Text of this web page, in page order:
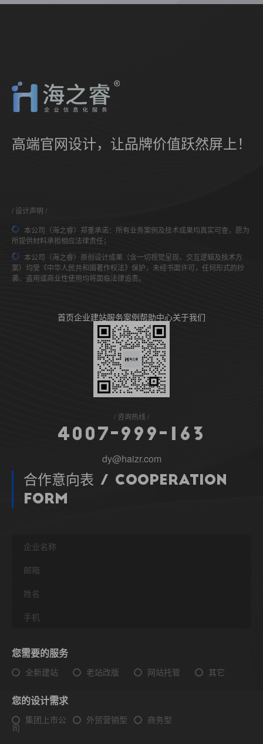
高端官网设计，让品牌价值跃然屏上！
设计声明
本公司（海之睿）郑重承诺：所有业务案例及技术成果均真实可查，愿为
所提供材料承担相应法律责任；
本公司（海之睿）原创设计成果（含一切视觉呈现、交互逻辑及技术方
案）均受《中华人民共和国著作权法》保护，未经书面许可，任何形式的抄
袭、盗用或商业性使用均将面临法律追责。
首页企业建站服务案例帮助中心关于我们
咨询热线
4 0 0 7- 9 9 9 - 6 3
dy@haizr.com
合作意向表 / Cooperation
Form
您需要的服务
全新建站 老站改版 网站托管 其它
您的设计需求
集团上市公
司
外贸营销型 商务型